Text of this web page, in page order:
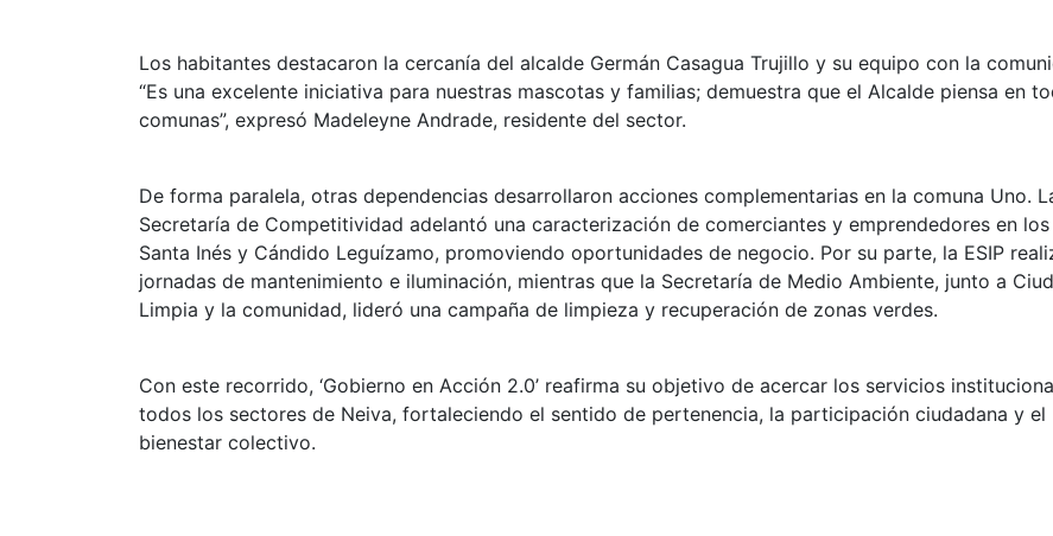
Los habitantes destacaron la cercanía del alcalde Germán Casagua Trujillo y su equipo con la
“Es una excelente iniciativa para nuestras mascotas y familias; demuestra que el Alcalde piensa en
comunas”, expresó Madeleyne Andrade, residente del sector.
De forma paralela, otras dependencias desarrollaron acciones complementarias en la comuna Uno.
Secretaría de Competitividad adelantó una caracterización de comerciantes y emprendedores en
Santa Inés y Cándido Leguízamo, promoviendo oportunidades de negocio. Por su parte, la ESIP
jornadas de mantenimiento e iluminación, mientras que la Secretaría de Medio Ambiente, junto a
Limpia y la comunidad, lideró una campaña de limpieza y recuperación de zonas verdes.
Con este recorrido, ‘Gobierno en Acción 2.0’ reafirma su objetivo de acercar los servicios
todos los sectores de Neiva, fortaleciendo el sentido de pertenencia, la participación ciudadana y el
bienestar colectivo.